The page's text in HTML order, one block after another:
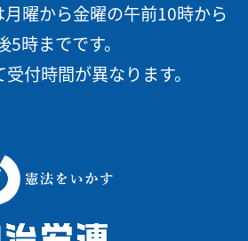
曜から金曜の午前10時から
5時までです。
付時間が異なります。